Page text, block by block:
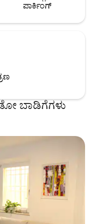
ಪಾರ್ಕಿಂಗ್
ಬಾಡಿಗೆಗಳು